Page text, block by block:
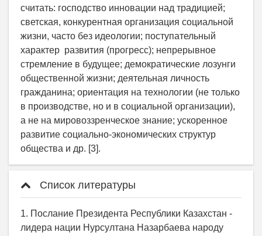
считать: господство инновации над традицией;
светская, конкурентная организация социальной
жизни, часто без идеологии; поступательный
характер развития (прогресс); непрерывное
стремление в будущее; демократические лозунги
общественной жизни; деятельная личность
гражданина; ориентация на технологии (не только
в производстве, но и в социальной организации),
а не на мировоззренческое знание; ускоренное
развитие социально-экономических структур
общества и др. [3].
Список литературы
1. Послание Президента Республики Казахстан -
лидера нации Нурсултана Назарбаева народу